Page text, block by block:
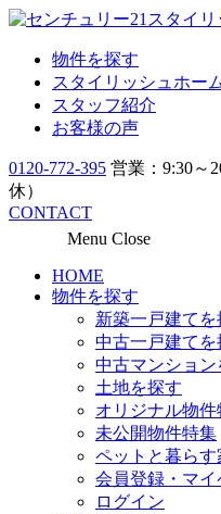
物件を探す
スタイリッシュホー
スタッフ紹介
お客様の声
0120-772-395 営業：9:30～
休）
CONTACT
Menu Close
HOME
物件を探す
新築一戸建てを
中古一戸建てを
中古マンション
土地を探す
オリジナル物件
未公開物件特集
ペットと暮らす
会員登録・マイ
ログイン